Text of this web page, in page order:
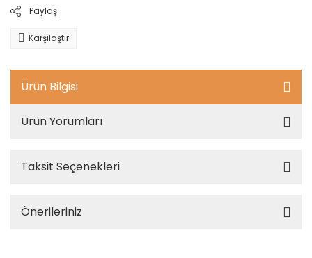
Paylaş
Karşılaştır
Ürün Bilgisi
Ürün Yorumları
Taksit Seçenekleri
Önerileriniz